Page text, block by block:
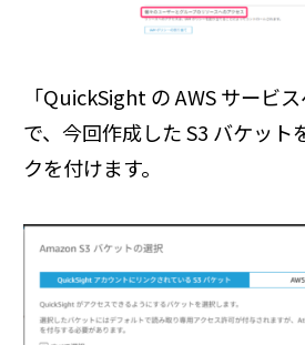
「QuickSight の AWS サービス
で、今回作成した S3 バケット
クを付けます。